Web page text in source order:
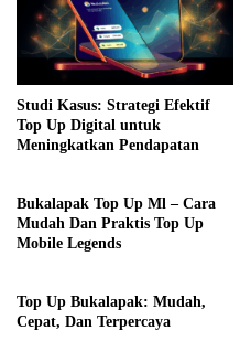
Studi Kasus: Strategi Efektif
Top Up Digital untuk
Meningkatkan Pendapatan
Bukalapak Top Up Ml – Cara
Mudah Dan Praktis Top Up
Mobile Legends
Top Up Bukalapak: Mudah,
Cepat, Dan Terpercaya